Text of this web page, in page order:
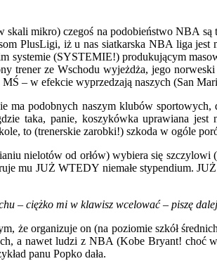
mikro) czegoś na podobieństwo NBA są
PlusLigi, iż u nas siatkarska NBA liga
systemie (SYSTEMIE!) produkującym
trener ze Wschodu wyjeżdża, jego
– w efekcie wyprzedzają naszych (San
podobnych naszym klubów sportowych,
taka, panie, koszykówka uprawiana
to (trenerskie zarobki!) szkoda w ogóle
nielotów od orłów) wybiera się szczylowi
mu JUŻ WTEDY niemałe stypendium.
– ciężko mi w klawisz wcelować – piszę
że organizuje on (na poziomie szkół
a nawet ludzi z NBA (Kobe Bryant! choć
panu Popko dała.